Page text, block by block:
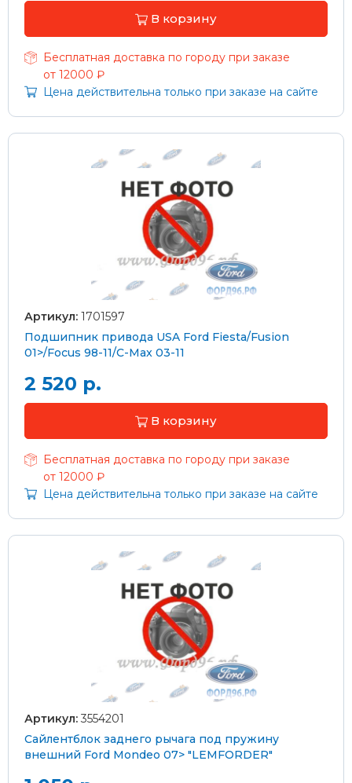
В корзину
Бесплатная доставка по городу при заказе
от 12000 ₽
Цена действительна только при заказе на сайте
Артикул: 1701597
Подшипник привода USA Ford Fiesta/Fusion
01>/Focus 98-11/C-Max 03-11
2 520 р.
В корзину
Бесплатная доставка по городу при заказе
от 12000 ₽
Цена действительна только при заказе на сайте
Артикул: 3554201
Сайлентблок заднего рычага под пружину
внешний Ford Mondeo 07> "LEMFORDER"